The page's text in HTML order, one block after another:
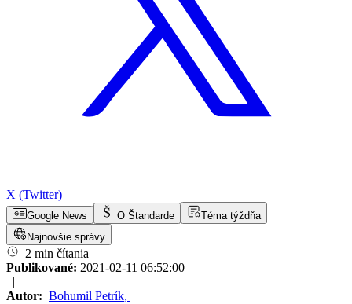
X (Twitter)
Google News O Štandarde
Téma týždňa
Najnovšie správy
2 min čítania
Publikované: 2021-02-11 06:52:00
|
Autor: Bohumil Petrík,